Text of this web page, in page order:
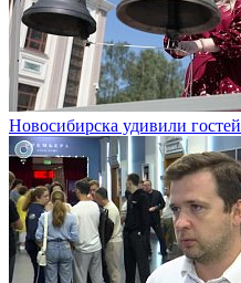
Новосибирска удивили